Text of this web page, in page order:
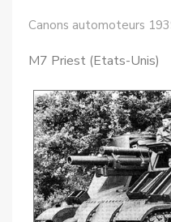
Canons automoteurs
M7 Priest (Etats-Unis)